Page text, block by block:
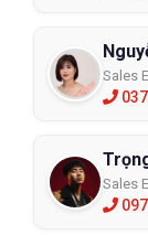
Sales
Sales